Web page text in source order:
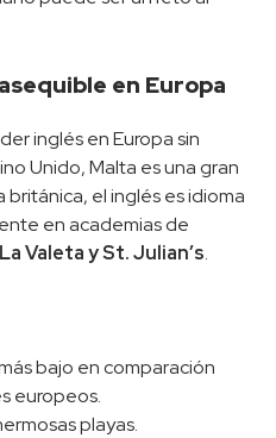
en Europa
inglés en Europa sin
Unido, Malta es una gran
el inglés es idioma
en academias de
La Valeta y St. Julian’s.
bajo en comparación
europeos.
playas.